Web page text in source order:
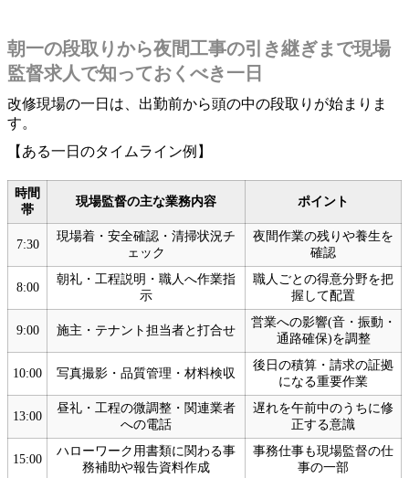
朝一の段取りから夜間工事の引き継ぎまで現場
監督求人で知っておくべき一日
改修現場の一日は、出勤前から頭の中の段取りが始まりま
す。
【ある一日のタイムライン例】
時間
帯
現場監督の主な業務内容 ポイント
7:30
現場着・安全確認・清掃状況チ
ェック
夜間作業の残りや養生を
確認
8:00
朝礼・工程説明・職人へ作業指
示
職人ごとの得意分野を把
握して配置
9:00 施主・テナント担当者と打合せ
営業への影響(音・振動・
通路確保)を調整
10:00 写真撮影・品質管理・材料検収
後日の積算・請求の証拠
になる重要作業
13:00
昼礼・工程の微調整・関連業者
への電話
遅れを午前中のうちに修
正する意識
15:00
ハローワーク用書類に関わる事
務補助や報告資料作成
事務仕事も現場監督の仕
事の一部